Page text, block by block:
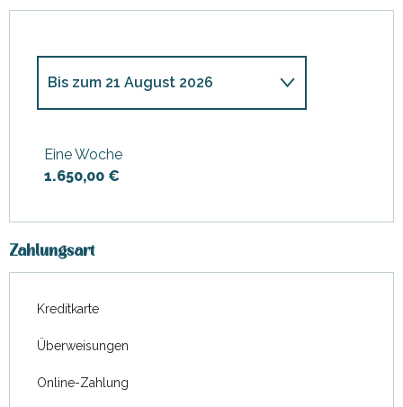
ab4 Januar 2026
4 April 2026
ab2 Mai 2026
Bis zum 21 August 2026
Eine Woche
1.650,00 €
Zahlungsart
Kreditkarte
Überweisungen
Online-Zahlung